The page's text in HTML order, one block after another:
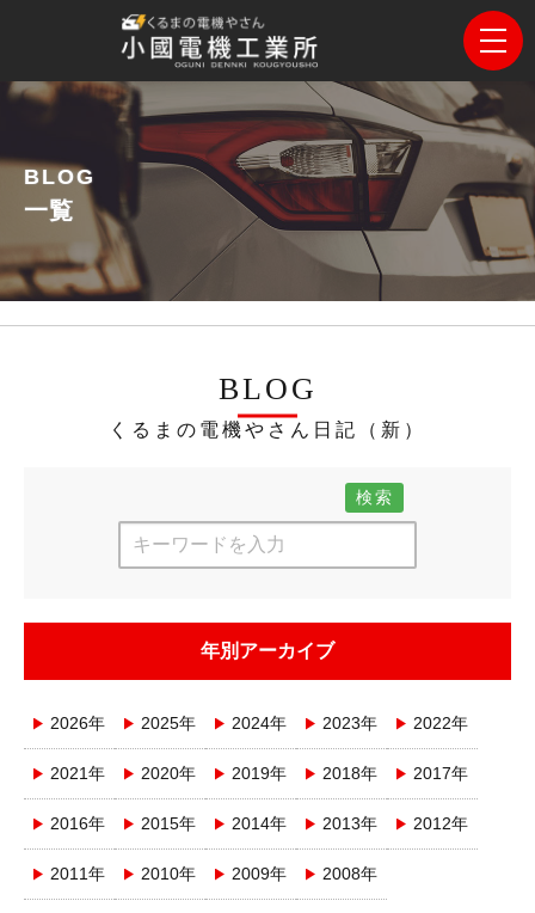
BLOG
一覧
BLOG
くるまの電機やさん日記（新）
検索
年別アーカイブ
2026年 2025年 2024年 2023年 2022年
2021年 2020年 2019年 2018年 2017年
2016年 2015年 2014年 2013年 2012年
2011年 2010年 2009年 2008年